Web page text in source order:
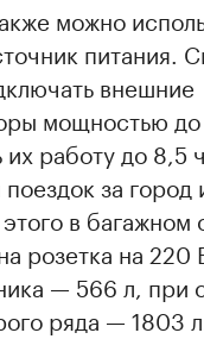
можно
питания.
внешние
мощностью
их работу до 8,5
поездок за город
в багажном
розетка на 220
— 566 л, при
ряда — 1803